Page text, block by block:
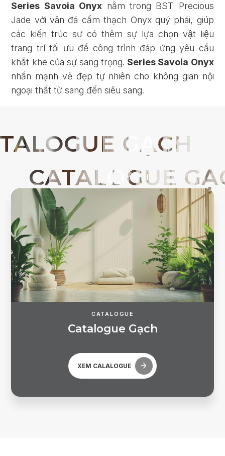
Series Savoia Onyx nằm trong BST Precious
Jade với vân đá cẩm thạch Onyx quý phái, giúp
các kiến trúc sư có thêm sự lựa chọn vật liệu
trang trí tối ưu để công trình đáp ứng yêu cầu
khắt khe của sự sang trọng. Series Savoia Onyx
nhấn mạnh vẻ đẹp tự nhiên cho không gian nội
ngoại thất từ sang đến siêu sang.
CATALOGUE
Cata ogue Gạch
XEM CALALOGUE